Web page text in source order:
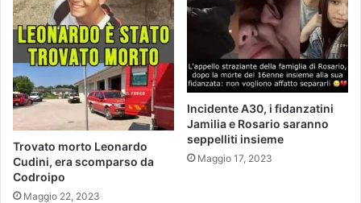
Trovato morto Leonardo
Cudini, era scomparso da
Codroipo
Maggio 22, 2023
Incidente A30, i fidanzatini
Jamilia e Rosario saranno
seppelliti insieme
Maggio 17, 2023